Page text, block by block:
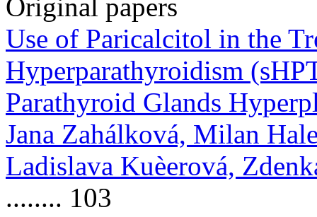
Original papers
Use of Paricalcitol in the
Hyperparathyroidism
Parathyroid Glands
Jana Zahálková, Milan
Ladislava Kuèerová,
........ 103